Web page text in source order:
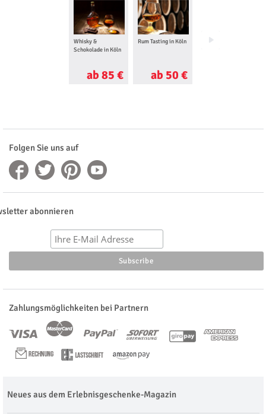
Whisky &
Schokolade in Köln
ab 85 €
Rum Tasting in Köln
ab 50 €
Cocktail Kurs in
Folgen Sie uns auf
abonnieren
Zahlungsmöglichkeiten bei Partnern
Neues aus dem Erlebnisgeschenke-Magazin